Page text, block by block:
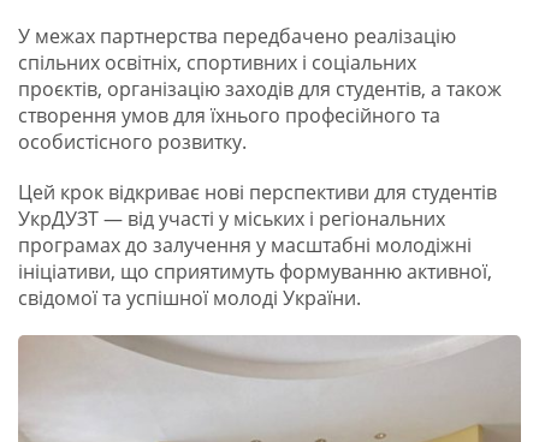
У межах партнерства передбачено реалізацію
спільних освітніх, спортивних і соціальних
проєктів, організацію заходів для студентів, а також
створення умов для їхнього професійного та
особистісного розвитку.
Цей крок відкриває нові перспективи для студентів
УкрДУЗТ — від участі у міських і регіональних
програмах до залучення у масштабні молодіжні
ініціативи, що сприятимуть формуванню активної,
свідомої та успішної молоді України.